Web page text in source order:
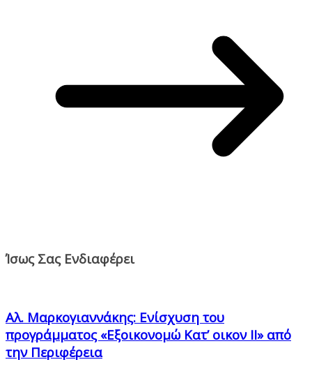
Ίσως Σας Ενδιαφέρει
Αλ. Μαρκογιαννάκης: Ενίσχυση του
προγράμματος «Εξοικονομώ Κατ’ οικον ΙΙ» από
την Περιφέρεια